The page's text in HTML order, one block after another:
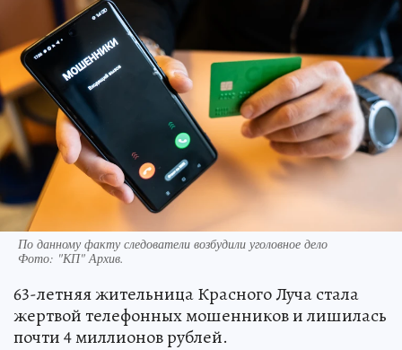
По данному факту следователи возбудили уголовное дело
Фото: "КП" Архив.
63-летняя жительница Красного Луча стала
жертвой телефонных мошенников и лишилась
почти 4 миллионов рублей.